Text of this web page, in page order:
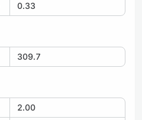
0.33
309.7
2.00